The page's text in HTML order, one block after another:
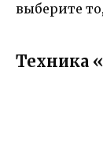
выберите
Техника